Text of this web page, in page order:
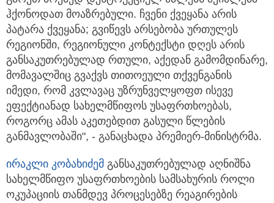
ჰქონოდათ მოაზრებული. ჩვენი ქვეყანა არის
პატარა ქვეყანა; გვიწევს არსებობა ურთულეს
რეგიონში, რეგიონული კონტექსტი დღეს არის
განსაკუთრებულად რთული, აქედან გამომდინარე,
მომავალშიც გვაქვს თითოეული თქვენგანის
იმედი, რომ კვლავაც უზრუნველყოფთ ისევე
ეფექტიანად სახელმწიფოს უსაფრთხოებას,
როგორც ამას აკეთებდით გასული წლების
განმავლობაში", - განაცხადა პრემიერ-მინისტრმა.
ირაკლი კობახიძემ განსაკუთრებულად აღნიშნა
სახელმწიფო უსაფრთხოების სამსახურის როლი
ოკუპაციის თანმდევ პროცესებზე რეაგირების